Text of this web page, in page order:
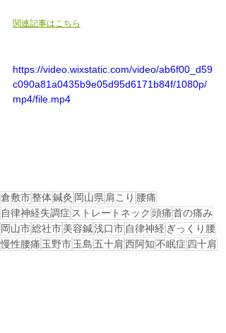
関連記事はこちら
https://video.wixstatic.com/video/ab6f00_d59
c090a81a0435b9e05d95d6171b84f/1080p/
mp4/file.mp4
倉敷市整体鍼灸 岡山県 肩こり 腰痛
自律神経失調症 ストレートネック 頭痛首の痛み
岡山市総社市美容鍼浅口市 自律神経 ぎっくり腰
慢性腰痛 玉野市玉島 五十肩西阿知不眠症 四十肩